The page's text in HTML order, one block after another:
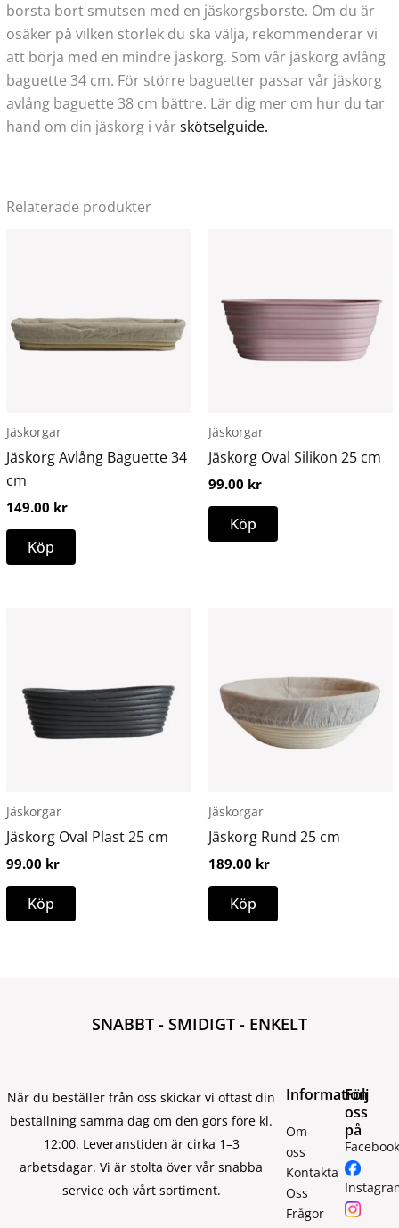
borsta bort smutsen med en jäskorgsborste. Om du är
osäker på vilken storlek du ska välja, rekommenderar vi
att börja med en mindre jäskorg. Som vår jäskorg avlång
baguette 34 cm. För större baguetter passar vår jäskorg
avlång baguette 38 cm bättre. Lär dig mer om hur du tar
hand om din jäskorg i vårskötselguide.
Relaterade produkter
Jäskorgar
Jäskorg Avlång Baguette 34
cm
149.00 kr
Köp
Jäskorgar
Jäskorg Oval Silikon 25 cm
99.00 kr
Köp
har
flera
varianter.
kan
Jäskorgar
Jäskorg Oval Plast 25 cm
99.00 kr
Köp
har
flera
varianter.
kan
Jäskorgar
Jäskorg Rund 25 cm
189.00 kr
Köp
SNABBT - SMIDIGT - ENKELT
När du beställer från oss skickar vi oftast din
beställning samma dag om den görs före kl.
12:00. Leveranstiden är cirka 1–3
arbetsdagar. Vi är stolta över vår snabba
service och vårt sortiment.
Information
Om
oss
Kontakta
Oss
Frågor
Följ
oss
på